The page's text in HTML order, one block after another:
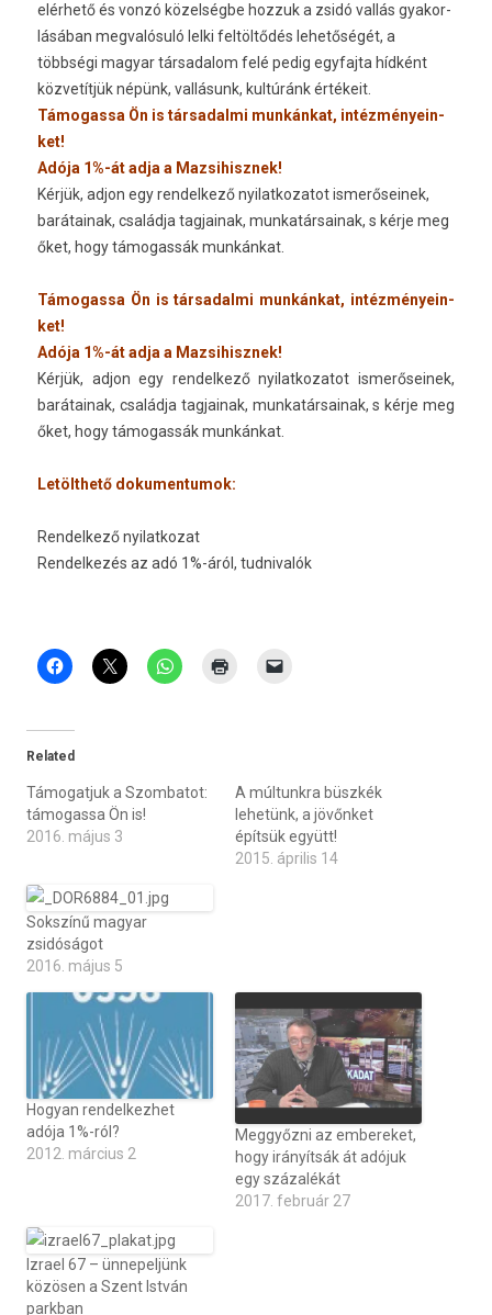
elérhető és vonzó közelségbe hoz­zuk a zsidó vallás gyakor­
lásában meg­valósuló lelki feltöltődés lehetőségét, a
többségi magyar tár­sadalom felé pedig egyfaj­ta hídként
közvetítjük népünk, vallásunk, kultúránk értékeit.
Támogas­sa Ön is tár­sadal­mi munkánkat, in­téz­ményein­
ket!
Adója 1%-át adja a Maz­sihisznek!
Kérjük, adjon egy re­ndel­kező nyilat­kozatot is­merőseinek,
barátainak, családja tag­jainak, mun­katár­sainak, s kérje meg
őket, hogy támogas­sák munkánkat.
Támogas­sa Ön is tár­sadal­mi munkánkat, in­téz­ményein­
ket!
Adója 1%-át adja a Maz­sihisznek!
Kérjük, adjon egy re­ndel­kező nyilat­kozatot is­merőseinek,
barátainak, családja tag­jainak, mun­katár­sainak, s kérje meg
őket, hogy támogas­sák munkánkat.
Letölthető dokumen­tumok:
Re­ndel­kező nyilat­kozat
Re­ndel­kezés az adó 1%-áról, tud­nivalók
Related
Támogatjuk a Szombatot:
támogassa Ön is!
2016. május 3
A múltunkra büszkék
lehetünk, a jövőnket
építsük együtt!
2015. április 14
Sokszínű magyar
zsidóságot
2016. május 5
Hogyan rendelkezhet
adója 1%-ról?
2012. március 2
Meggyőzni az embereket,
hogy irányítsák át adójuk
egy százalékát
2017. február 27
Izrael 67 – ünnepeljünk
közösen a Szent István
parkban